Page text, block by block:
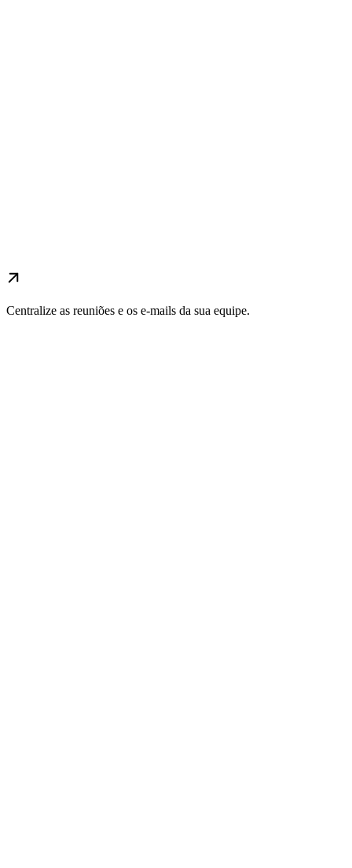
Centralize as reuniões e os e-mails da sua equipe.